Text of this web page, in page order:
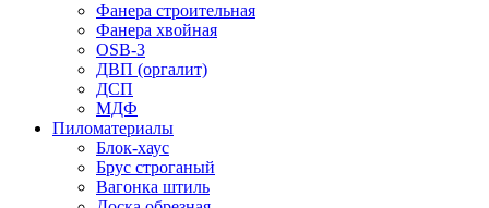
Фанера строительная
Фанера хвойная
OSB-3
ДВП (оргалит)
ДСП
МДФ
Пиломатериалы
Блок-хаус
Брус строганый
Вагонка штиль